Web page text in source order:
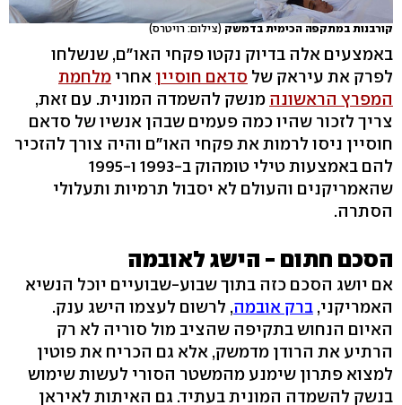
קורבנות במתקפה הכימית בדמשק (צילום: רויטרס)
באמצעים אלה בדיוק נקטו פקחי האו"ם, שנשלחו
לפרק את עיראק של סדאם חוסיין אחרי מלחמת
המפרץ הראשונה מנשק להשמדה המונית. עם זאת,
צריך לזכור שהיו כמה פעמים שבהן אנשיו של סדאם
חוסיין ניסו לרמות את פקחי האו"ם והיה צורך להזכיר
להם באמצעות טילי טומהוק ב-1993 ו-1995
שהאמריקנים והעולם לא יסבול תרמיות ותעלולי
הסתרה.
הסכם חתום - הישג לאובמה
אם יושג הסכם כזה בתוך שבוע-שבועיים יוכל הנשיא
האמריקני, ברק אובמה, לרשום לעצמו הישג ענק.
האיום הנחוש בתקיפה שהציב מול סוריה לא רק
הרתיע את הרודן מדמשק, אלא גם הכריח את פוטין
למצוא פתרון שימנע מהמשטר הסורי לעשות שימוש
בנשק להשמדה המונית בעתיד. גם האיתות לאיראן